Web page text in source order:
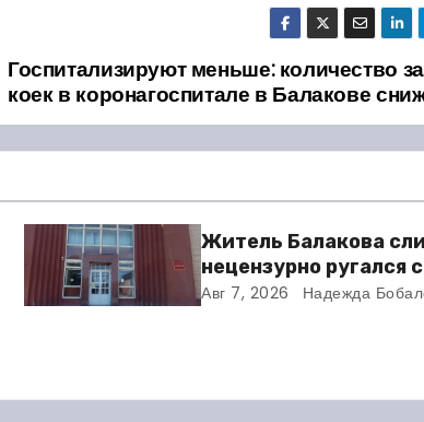
Госпитализируют меньше: количество
коек в коронагоспитале в Балакове
Житель Балакова
нецензурно ругался
и получил двое суток
Авг 7, 2026 Надежда